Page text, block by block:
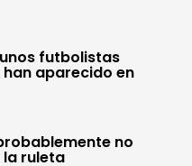
futbolistas
aparecido en
no
ruleta